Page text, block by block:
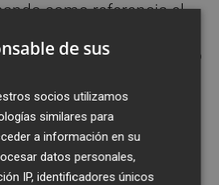
como referencia el
noviembre del año
mercado hizo suelo y giró
lo que el retorno a los
si la demanda supera
de IG
de sus
socios utilizamos
similares para
a información en su
datos personales,
IP, identificadores únicos